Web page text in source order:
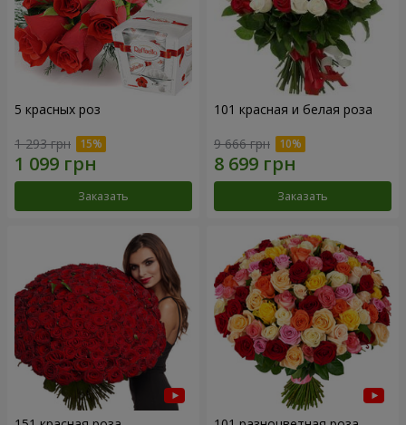
5 красных роз
1 293 грн
Заказать
101 красная и белая роза
9 666 грн
Заказать